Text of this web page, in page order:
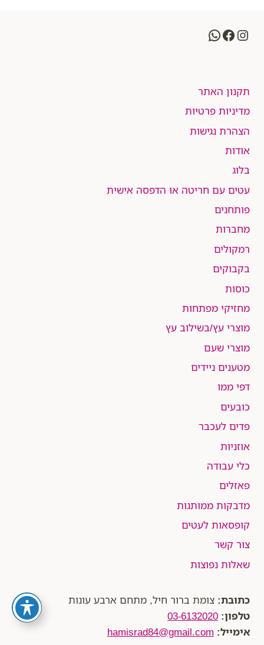
שירותי
Instagram
Facebook
WhatsApp
תקנון האתר
מדיניות פרטיות
הצהרת נגישות
אודות
בלוג
עטים עם חריטה או הדפסה אישית
פותחנים
מחברות
רמקולים
בקבוקים
כוסות
מחזיקי מפתחות
מוצרי עץ/בשילוב עץ
מוצרי שעם
מטענים ניידים
דפי ממו
כובעים
פדים לעכבר
אוזניות
כלי עבודה
פאזלים
מדבקות ממותגות
קופסאות לעטים
צור קשר
שאלות נפוצות
כתובת: צומת ברור חיל, מתחם ארבע עונות
טלפון: 03-6132020
אימייל: hamisrad84@gmail.com